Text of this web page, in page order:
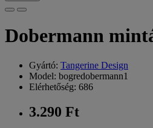
Dobermann
Gyártó: Tangerine Design
Model: bogredobermann1
Elérhetőség: 686
3.290 Ft